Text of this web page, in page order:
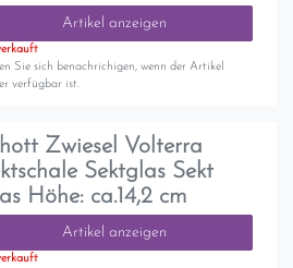
Artikel anzeigen
Sie sich benachrichigen, wenn der Artikel
verfügbar ist.
Zwiesel Volterra
Sektglas Sekt
Höhe: ca.14,2 cm
Artikel anzeigen